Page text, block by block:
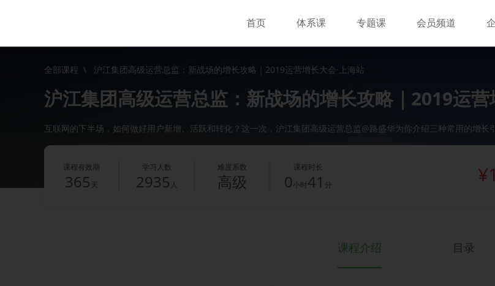
首页 体系课 专题课 会员频道
全部课程 \ 沪江集团高级运营总监：新战场的增长攻略｜2019运营增长大会·上海站
沪江集团高级运营总监：新战场的增长攻略｜2019运营
互联网的下半场，如何做好用户新增、活跃和转化？这一次，沪江集团高级运营总监@路盛华为你介绍三种常用的增长
课程有效期
365 天
学习人数
2935 人
难度系数
高级
课程时长
0小时41 分
课程介绍 目录